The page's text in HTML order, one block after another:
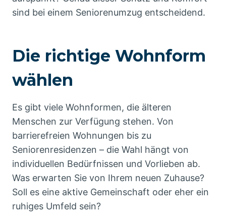
sind bei einem Seniorenumzug entscheidend.
Die richtige Wohnform
wählen
Es gibt viele Wohnformen, die älteren
Menschen zur Verfügung stehen. Von
barrierefreien Wohnungen bis zu
Seniorenresidenzen – die Wahl hängt von
individuellen Bedürfnissen und Vorlieben ab.
Was erwarten Sie von Ihrem neuen Zuhause?
Soll es eine aktive Gemeinschaft oder eher ein
ruhiges Umfeld sein?